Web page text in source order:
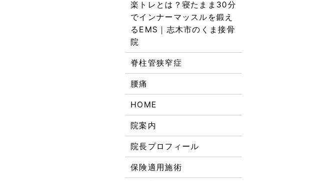
楽トレとは？寝たまま30分
でインナーマッスルを鍛え
るEMS｜志木市のくま接骨
院
脊柱管狭窄症
腰痛
HOME
院案内
院長プロフィール
保険適用施術